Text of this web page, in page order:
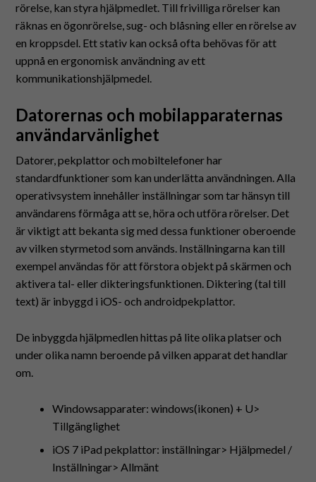
rörelse, kan styra hjälpmedlet. Till frivilliga rörelser kan
räknas en ögonrörelse, sug- och blåsning eller en rörelse av
en kroppsdel. Ett stativ kan också ofta behövas för att
uppnå en ergonomisk användning av ett
kommunikationshjälpmedel.
Datorernas och mobilapparaternas
användarvänlighet
Datorer, pekplattor och mobiltelefoner har
standardfunktioner som kan underlätta användningen. Alla
operativsystem innehåller inställningar som tar hänsyn till
användarens förmåga att se, höra och utföra rörelser. Det
är viktigt att bekanta sig med dessa funktioner oberoende
av vilken styrmetod som används. Inställningarna kan till
exempel användas för att förstora objekt på skärmen och
aktivera tal- eller dikteringsfunktionen. Diktering (tal till
text) är inbyggd i iOS- och androidpekplattor.
De inbyggda hjälpmedlen hittas på lite olika platser och
under olika namn beroende på vilken apparat det handlar
om.
Windowsapparater: windows(ikonen) + U>
Tillgänglighet
iOS 7 iPad pekplattor: inställningar> Hjälpmedel /
Inställningar> Allmänt